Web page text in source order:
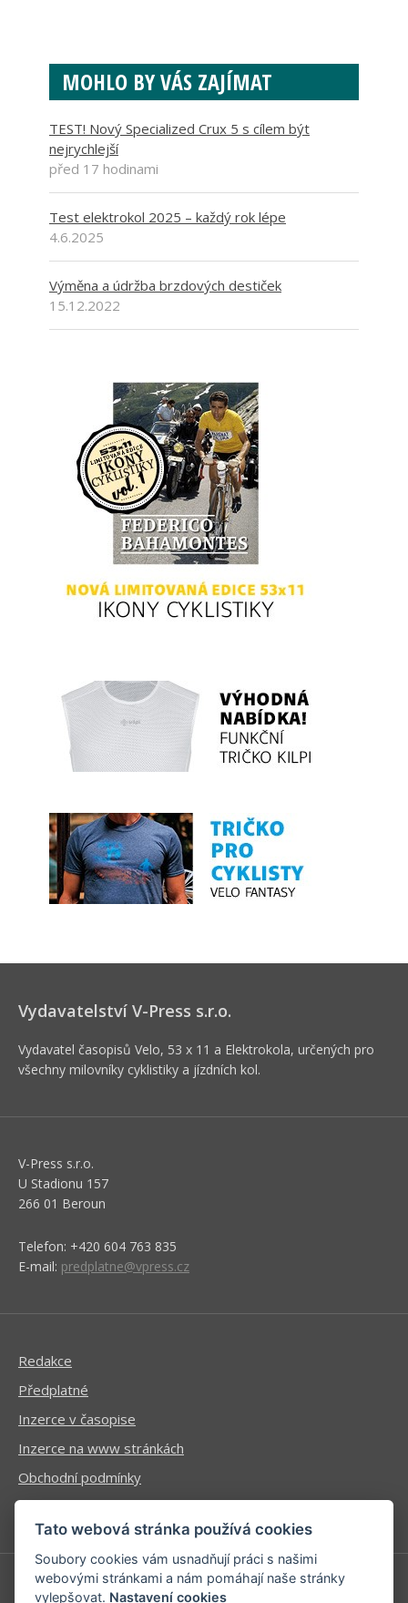
MOHLO BY VÁS ZAJÍMAT
TEST! Nový Specialized Crux 5 s cílem být
nejrychlejší
před 17 hodinami
Test elektrokol 2025 – každý rok lépe
4.6.2025
Výměna a údržba brzdových destiček
15.12.2022
Vydavatelství V-Press s.r.o.
Vydavatel časopisů Velo, 53 x 11 a Elektrokola, určených pro
všechny milovníky cyklistiky a jízdních kol.
V-Press s.r.o.
U Stadionu 157
266 01 Beroun
Telefon: +420 604 763 835
E-mail: predplatne@vpress.cz
Redakce
Předplatné
Inzerce v časopise
Inzerce na www stránkách
Obchodní podmínky
Ochrana osobních údajů
Tato webová stránka používá cookies
Soubory cookies vám usnadňují práci s našimi
webovými stránkami a nám pomáhají naše stránky
vylepšovat. Nastavení cookies